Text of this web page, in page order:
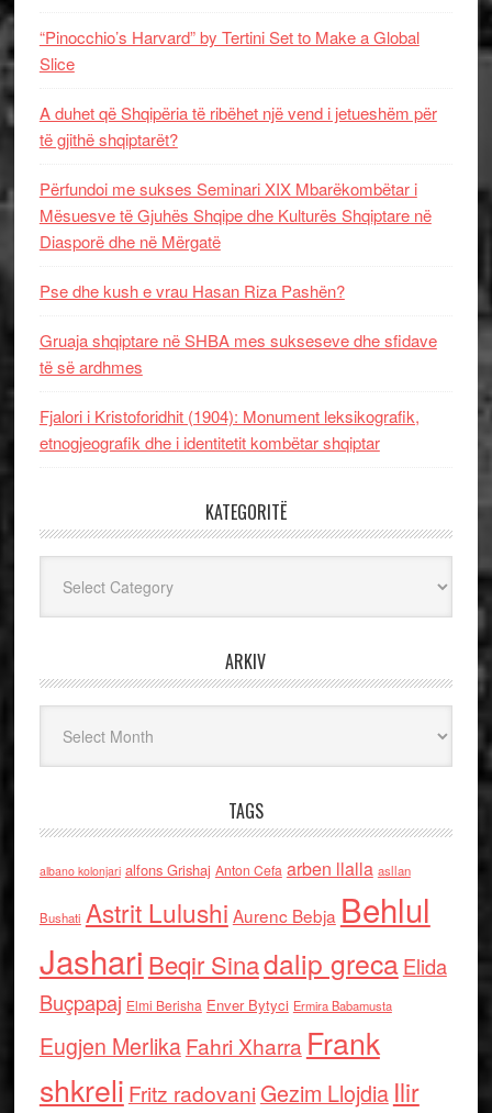
“Pinocchio’s Harvard” by Tertini Set to Make a Global
Slice
A duhet që Shqipëria të ribëhet një vend i jetueshëm për
të gjithë shqiptarët?
Përfundoi me sukses Seminari XIX Mbarëkombëtar i
Mësuesve të Gjuhës Shqipe dhe Kulturës Shqiptare në
Diasporë dhe në Mërgatë
Pse dhe kush e vrau Hasan Riza Pashën?
Gruaja shqiptare në SHBA mes sukseseve dhe sfidave
të së ardhmes
Fjalori i Kristoforidhit (1904): Monument leksikografik,
etnogjeografik dhe i identitetit kombëtar shqiptar
KATEGORITË
ARKIV
TAGS
albano kolonjari alfons Grishaj Anton Cefa arben llalla asllan
Bushati Astrit Lulushi Aurenc Bebja Behlul
Jashari Beqir Sinadalip grecaElida
Buçpapaj Elmi Berisha Enver Bytyci Ermira Babamusta
Eugjen MerlikaFahri Xharra Frank
shkreli Fritz radovaniGezim Llojdia Ilir